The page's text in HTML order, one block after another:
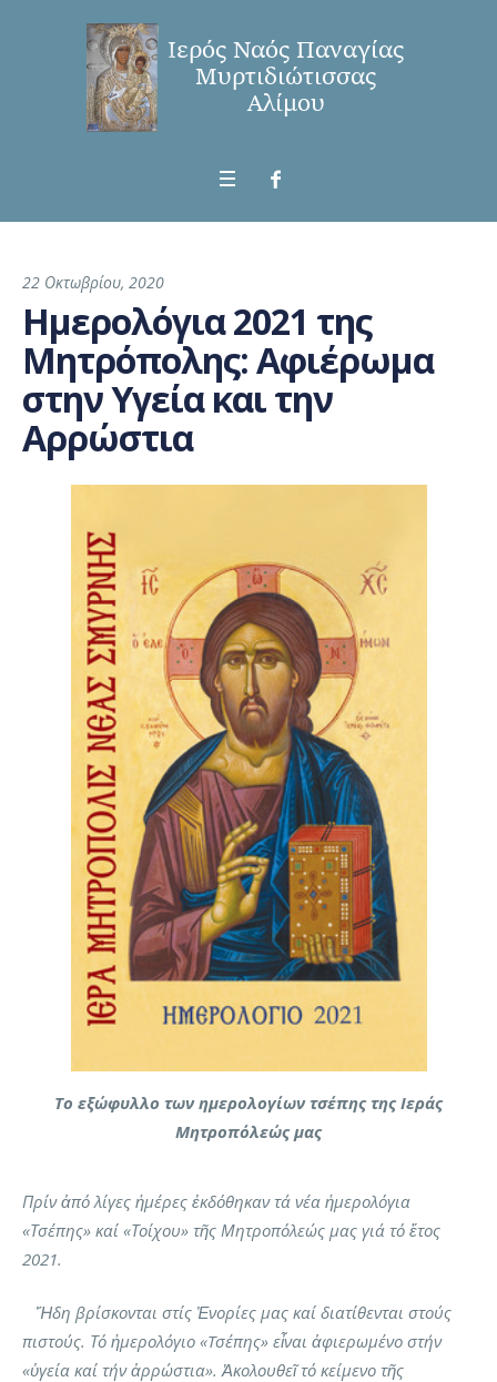
22 Οκτωβρίου, 2020
Ημερολόγια 2021 της
Μητρόπολης: Αφιέρωμα
στην Υγεία και την
Αρρώστια
Το εξώφυλλο των ημερολογίων τσέπης της Ιεράς
Μητροπόλεώς μας
Πρίν ἀπό λίγες ἡμέρες ἐκδόθηκαν τά νέα ἡμερολόγια
«Τσέπης» καί «Τοίχου» τῆς Μητροπόλεώς μας γιά τό ἔτος
2021.
Ἤδη βρίσκονται στίς Ἐνορίες μας καί διατίθενται στούς
πιστούς. Τό ἡμερολόγιο «Tσέπης» εἶναι ἀφιερωμένο στήν
«ὑγεία καί τήν ἀρρώστια». Ἀκολουθεῖ τό κείμενο τῆς